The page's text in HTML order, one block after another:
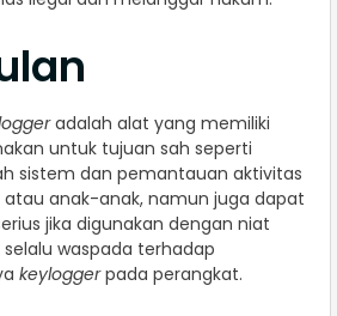
adalah alat yang memiliki
untuk tujuan sah seperti
sistem dan pemantauan aktivitas
anak-anak, namun juga dapat
jika digunakan dengan niat
waspada terhadap
keyloggerpada perangkat.